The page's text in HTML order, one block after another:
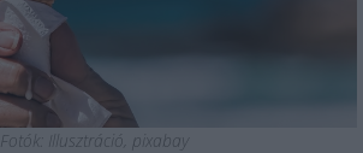
Fotók: Illusztráció, pixabay